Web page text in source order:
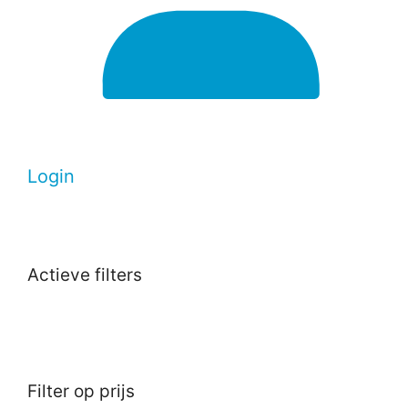
Login
Actieve filters
Filter op prijs